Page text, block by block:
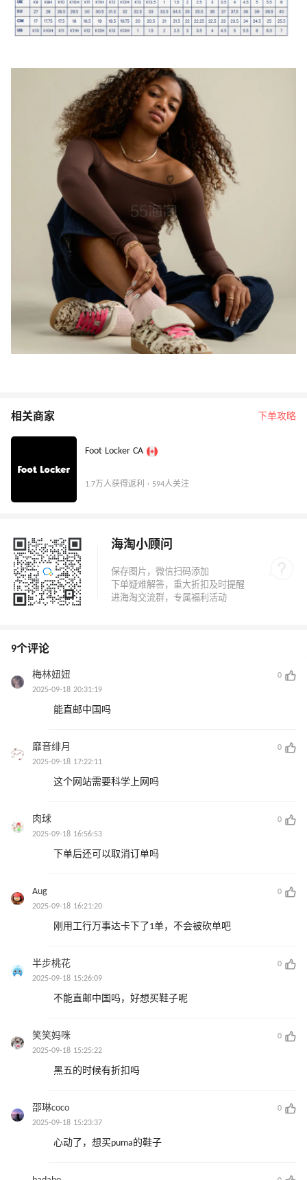
相关商家 下单攻略
Foot Locker CA
1.7万人获得返利 · 594人关注
海淘小顾问
9个评论
梅林妞妞
0
2025-09-18 20:31:19
能直邮中国吗
靡音绯月
0
2025-09-18 17:22:11
这个网站需要科学上网吗
肉球
0
2025-09-18 16:56:53
下单后还可以取消订单吗
Aug
0
2025-09-18 16:21:20
刚用工行万事达卡下了1单，不会被砍单吧
半步桃花
0
2025-09-18 15:26:09
不能直邮中国吗，好想买鞋子呢
笑笑妈咪
0
2025-09-18 15:25:22
黑五的时候有折扣吗
邵琳coco
0
2025-09-18 15:23:37
心动了，想买puma的鞋子